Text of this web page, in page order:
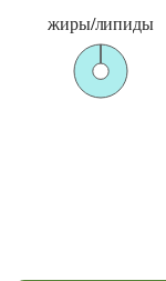
жиры/липиды